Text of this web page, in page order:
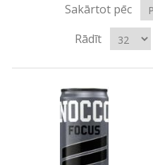
Sakārtot pēc
Rādīt